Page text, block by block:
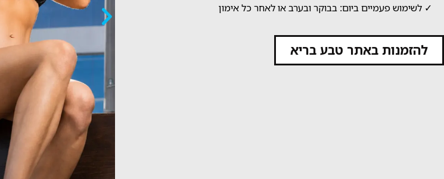
✓ לשימוש פעמיים ביום: בבוקר ובערב או לאחר כל אימון
להזמנות באתר טבע בריא